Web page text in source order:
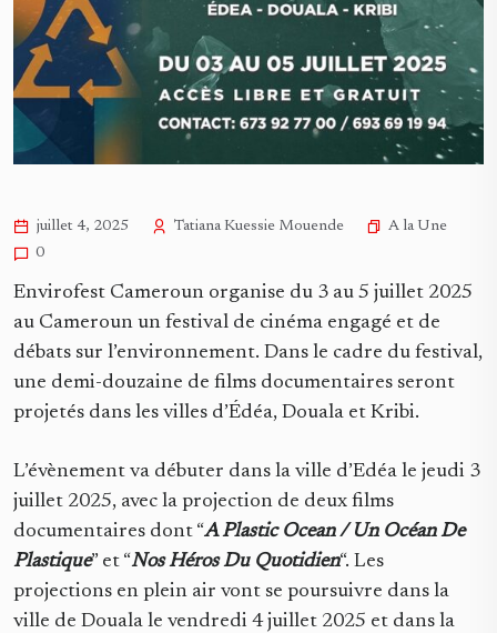
juillet 4, 2025 Tatiana Kuessie Mouende
A la Une
0
Envirofest Cameroun organise du 3 au 5 juillet 2025
au Cameroun un festival de cinéma engagé et de
débats sur l’environnement. Dans le cadre du festival,
une demi-douzaine de films documentaires seront
projetés dans les villes d’Édéa, Douala et Kribi.
L’évènement va débuter dans la ville d’Edéa le jeudi 3
juillet 2025, avec la projection de deux films
documentaires dont “A Plastic Ocean / Un Océan De
Plastique” et “Nos Héros Du Quotidien“. Les
projections en plein air vont se poursuivre dans la
ville de Douala le vendredi 4 juillet 2025 et dans la